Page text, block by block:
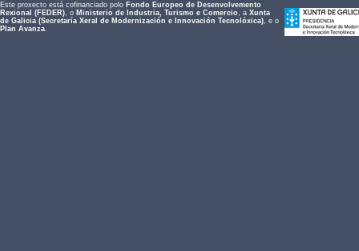
Este proxecto está cofinanciado polo Fondo Europeo de Desenvolvemento
Rexional (FEDER), o Ministerio de Industria, Turismo e Comercio, a Xunta
de Galicia (Secretaría Xeral de Modernización e Innovación Tecnolóxica), e o
Plan Avanza.